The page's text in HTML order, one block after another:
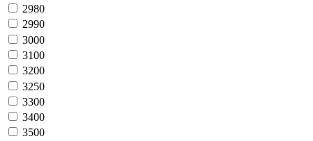
2980
2990
3000
3100
3200
3250
3300
3400
3500